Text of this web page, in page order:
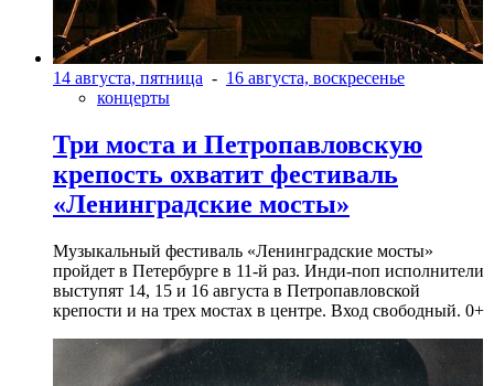
14 августа, пятница - 16 августа, воскресенье
концерты
Три моста и Петропавловскую
крепость охватит фестиваль
«Ленинградские мосты»
Музыкальный фестиваль «Ленинградские мосты»
пройдет в Петербурге в 11-й раз. Инди-поп исполнители
выступят 14, 15 и 16 августа в Петропавловской
крепости и на трех мостах в центре. Вход свободный. 0+